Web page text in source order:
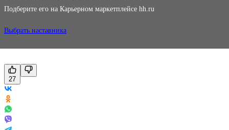
Подберите его на Карьерном маркетплейсе hh.ru
Выбрать наставника
27